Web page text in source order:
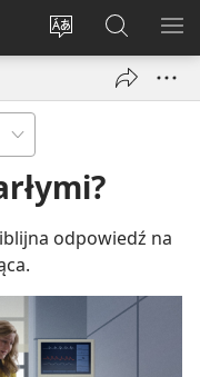
Wybór
Logowanie
(opens
Szukaj
na
JW.ORG
odpowiedź na